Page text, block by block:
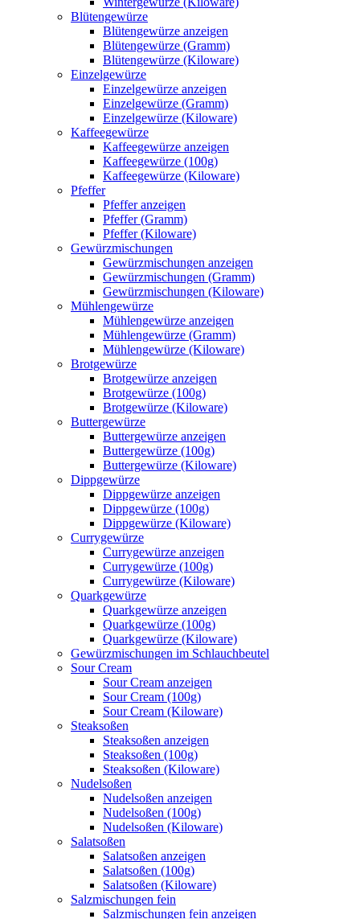
Blütengewürze
Blütengewürze anzeigen
Blütengewürze (Gramm)
Blütengewürze (Kiloware)
Einzelgewürze
Einzelgewürze anzeigen
Einzelgewürze (Gramm)
Einzelgewürze (Kiloware)
Kaffeegewürze
Kaffeegewürze anzeigen
Kaffeegewürze (100g)
Kaffeegewürze (Kiloware)
Pfeffer
Pfeffer anzeigen
Pfeffer (Gramm)
Pfeffer (Kiloware)
Gewürzmischungen
Gewürzmischungen anzeigen
Gewürzmischungen (Gramm)
Gewürzmischungen (Kiloware)
Mühlengewürze
Mühlengewürze anzeigen
Mühlengewürze (Gramm)
Mühlengewürze (Kiloware)
Brotgewürze
Brotgewürze anzeigen
Brotgewürze (100g)
Brotgewürze (Kiloware)
Buttergewürze
Buttergewürze anzeigen
Buttergewürze (100g)
Buttergewürze (Kiloware)
Dippgewürze
Dippgewürze anzeigen
Dippgewürze (100g)
Dippgewürze (Kiloware)
Currygewürze
Currygewürze anzeigen
Currygewürze (100g)
Currygewürze (Kiloware)
Quarkgewürze
Quarkgewürze anzeigen
Quarkgewürze (100g)
Quarkgewürze (Kiloware)
Gewürzmischungen im Schlauchbeutel
Sour Cream
Sour Cream anzeigen
Sour Cream (100g)
Sour Cream (Kiloware)
Steaksoßen
Steaksoßen anzeigen
Steaksoßen (100g)
Steaksoßen (Kiloware)
Nudelsoßen
Nudelsoßen anzeigen
Nudelsoßen (100g)
Nudelsoßen (Kiloware)
Salatsoßen
Salatsoßen anzeigen
Salatsoßen (100g)
Salatsoßen (Kiloware)
Salzmischungen fein
Salzmischungen fein anzeigen